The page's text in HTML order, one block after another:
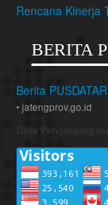
Rencana Kinerja
BERITA
Berita
• jatengprov.go.id
Data Pengunjung